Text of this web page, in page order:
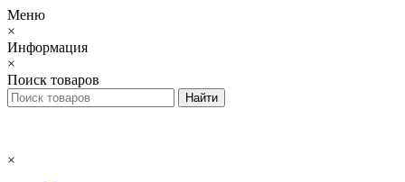
Меню
×
Информация
×
Поиск товаров
×